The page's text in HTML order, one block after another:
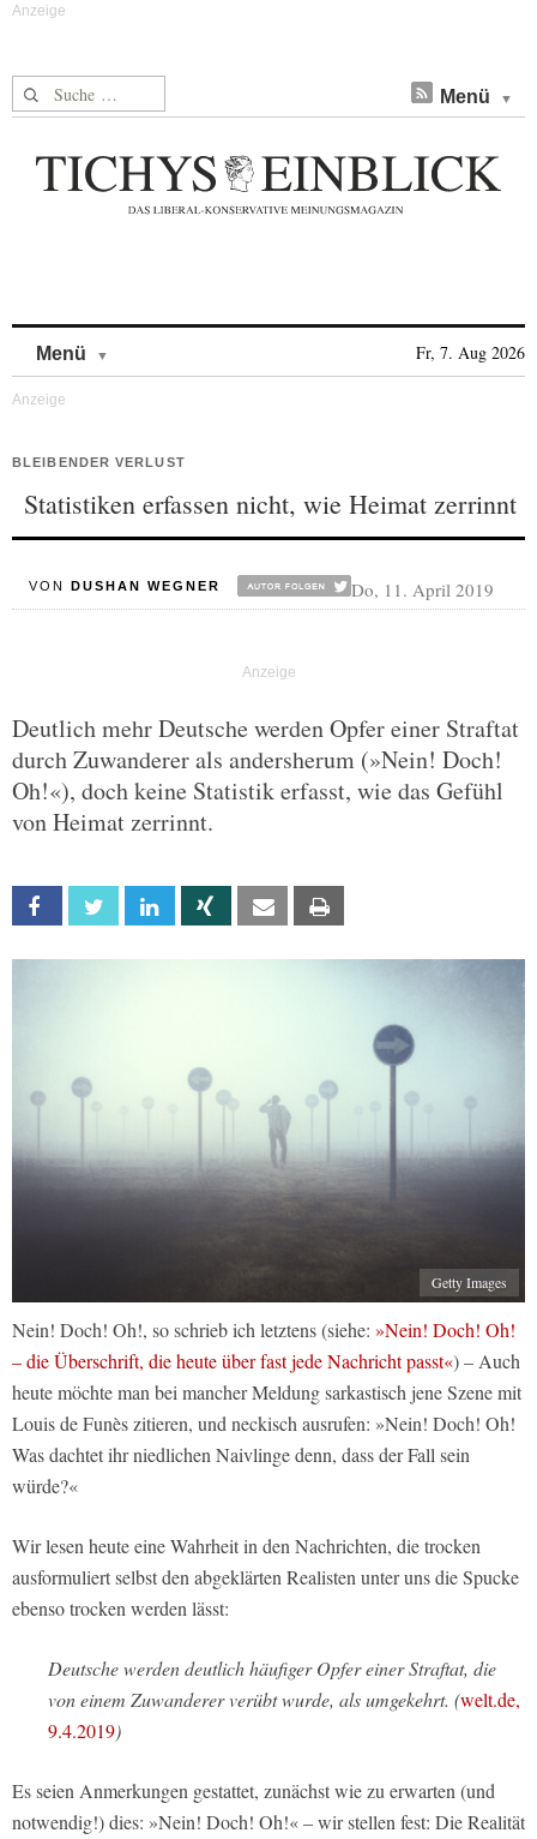
Suche nach: Menü
Menü Fr, 7. Aug 2026
BLEIBENDER VERLUST
Statistiken erfassen nicht, wie Heimat zerrinnt
VON DUSHAN WEGNER Do, 11. April 2019
Deutlich mehr Deutsche werden Opfer einer Straftat
durch Zuwanderer als andersherum (»Nein! Doch!
Oh!«), doch keine Statistik erfasst, wie das Gefühl
von Heimat zerrinnt.
Facebook Twitter Linkedin Xing Email
Getty Images
Nein! Doch! Oh!, so schrieb ich letztens (siehe: »Nein! Doch! Oh!
– die Überschrift, die heute über fast jede Nachricht passt«) – Auch
heute möchte man bei mancher Meldung sarkastisch jene Szene mit
Louis de Funès zitieren, und neckisch ausrufen: »Nein! Doch! Oh!
Was dachtet ihr niedlichen Naivlinge denn, dass der Fall sein
würde?«
Wir lesen heute eine Wahrheit in den Nachrichten, die trocken
ausformuliert selbst den abgeklärten Realisten unter uns die Spucke
ebenso trocken werden lässt:
Deutsche werden deutlich häufiger Opfer einer Straftat, die
von einem Zuwanderer verübt wurde, als umgekehrt. (welt.de,
9.4.2019)
Es seien Anmerkungen gestattet, zunächst wie zu erwarten (und
notwendig!) dies: »Nein! Doch! Oh!« – wir stellen fest: Die Realität